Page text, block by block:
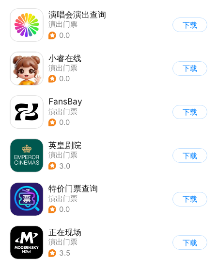
演唱会演出查询
演出门票
0.0
下载
小睿在线
演出门票
0.0
下载
FansBay
演出门票
0.0
下载
英皇剧院
演出门票
3.0
下载
特价门票查询
演出门票
0.0
下载
正在现场
演出门票
3.5
下载